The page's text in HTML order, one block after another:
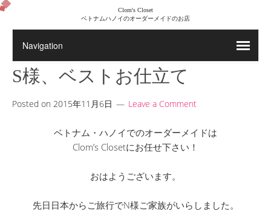
Clom's Closet
ベトナムハノイのオーダーメイドのお店
S様、ベストお仕立て
Posted on 2015年11月6日 Leave a Comment
ベトナム・ハノイでのオーダーメイドは
Clom’s Closetにお任せ下さい！
おはようございます。
先日日本からご旅行でN様ご家族がいらしました。